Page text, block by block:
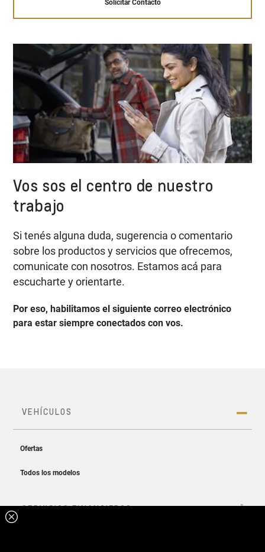
Solicitar Contacto
Vos sos el centro de nuestro
trabajo
Si tenés alguna duda, sugerencia o comentario
sobre los productos y servicios que ofrecemos,
comunicate con nosotros. Estamos acá para
escucharte y orientarte.
Por eso, habilitamos el siguiente correo electrónico
para estar siempre conectados con vos.